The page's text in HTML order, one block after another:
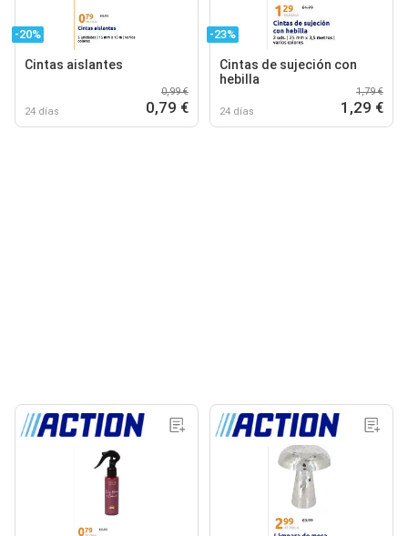
-20%
Cintas aislantes
24 días
0,99 €
0,79 €
-23%
Cintas de sujeción con
hebilla
24 días
1,79 €
1,29 €